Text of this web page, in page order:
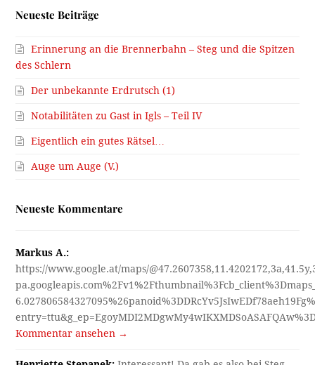
Neueste Beiträge
Erinnerung an die Brennerbahn – Steg und die Spitzen
des Schlern
Der unbekannte Erdrutsch (1)
Notabilitäten zu Gast in Igls – Teil IV
Eigentlich ein gutes Rätsel…
Auge um Auge (V.)
Neueste Kommentare
Markus A.:
https://www.google.at/maps/
Kommentar ansehen →